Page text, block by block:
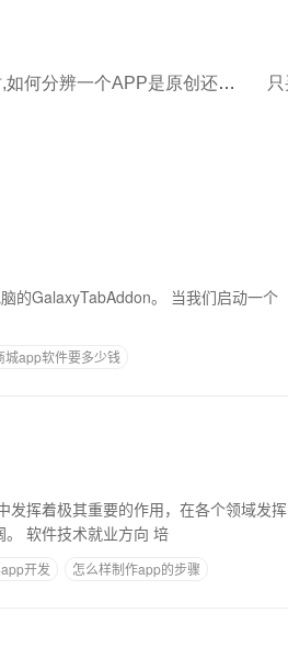
看案例时,如何分辨一个APP是原创还是模板?
。 当我们启动一个
城app软件要多少钱
发挥着极其重要的作用，在各个领域发挥
着越来越重要的作用。这个专业的毕业生就业市场巨大，就业前景广阔。 软件技术就业方向 培
开发
怎么样制作app的步骤